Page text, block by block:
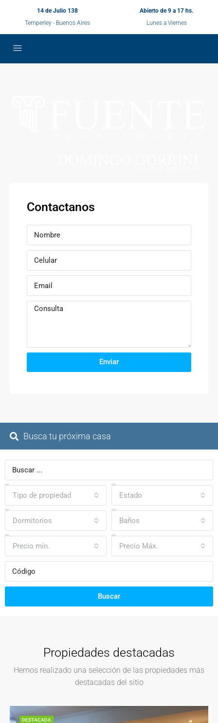
14 de Julio 138
Temperley - Buenos Aires
Abierto de 9 a 17 hs.
Lunes a Viernes
Contactanos
Enviar
Busca tu próxima casa
Tipo de propiedad Estado
Dormitorios Baños
Precio mín. Precio Máx.
Buscar
Propiedades destacadas
Hemos realizado una selección de las propiedades más
destacadas del sitio
DESTACADA